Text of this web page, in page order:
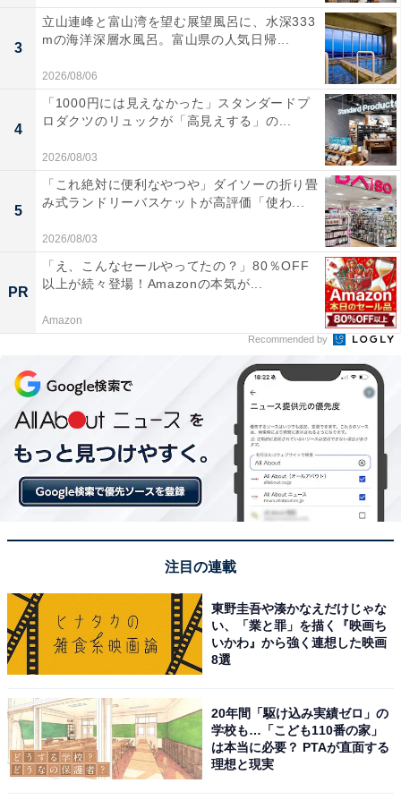
3
立山連峰と富山湾を望む展望風呂に、水深333
mの海洋深層水風呂。富山県の人気日帰...
2026/08/06
4
「1000円には見えなかった」スタンダードプ
ロダクツのリュックが「高見えする」の...
2026/08/03
5
「これ絶対に便利なやつや」ダイソーの折り畳
み式ランドリーバスケットが高評価「使わ...
2026/08/03
PR
「え、こんなセールやってたの？」80％OFF
以上が続々登場！Amazonの本気が...
Amazon
Recommended by
注目の連載
東野圭吾や湊かなえだけじゃな
い、「業と罪」を描く『映画ち
いかわ』から強く連想した映画
8選
20年間「駆け込み実績ゼロ」の
学校も…「こども110番の家」
は本当に必要？ PTAが直面する
理想と現実